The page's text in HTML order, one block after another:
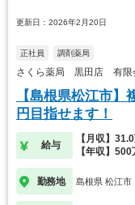
更新日：2026年2月20日
正社員 調剤薬局
さくら薬局 黒田店 有限
【島根県松江市
円目指せます！
給与
【月収】
【年収】
勤務地 島根県 松江市